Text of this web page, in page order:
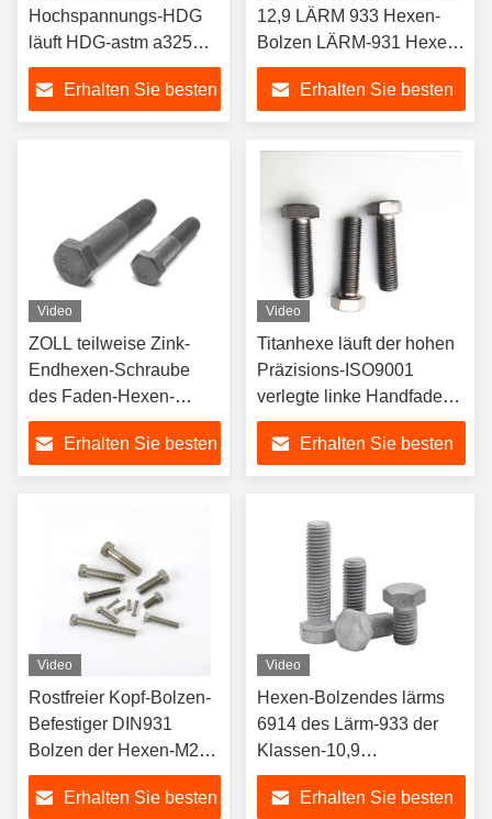
Hochspannungs-HDG
läuft HDG-astm a325
des schweren hohen
Zugbolzen Hexen-
Bolzens weg
Erhalten Sie besten
12,9 LÄRM 933 Hexen-
Bolzen LÄRM-931 Hexen-
Kopf-Kappen-Bolzen
Erhalten Sie besten
Video
ZOLL teilweise Zink-
Endhexen-Schraube
des Faden-Hexen-
Kopfschraube-Grad-5
Erhalten Sie besten
Video
Titanhexe läuft der hohen
Präzisions-ISO9001
verlegte linke Handfaden-
Bolzen weg
Erhalten Sie besten
Video
Rostfreier Kopf-Bolzen-
Befestiger DIN931
Bolzen der Hexen-M27
schrauben 16mm M40
hochfeste TC
Erhalten Sie besten
Video
Hexen-Bolzendes lärms
6914 des Lärm-933 der
Klassen-10,9
galvanisierter
Hexenbolzen
Erhalten Sie besten